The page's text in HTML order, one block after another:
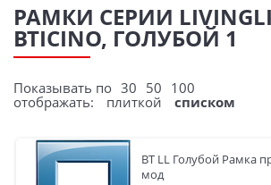
РАМКИ СЕРИИ
BTICINO, ГОЛУБОЙ 1
Показывать по 30 50 100
отображать:
плиткой списком
BT LL Голубой Рамка
мод